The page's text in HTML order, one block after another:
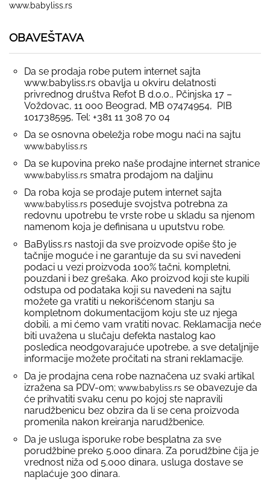
www.babyliss.rs
OBAVEŠTAVA
Da se prodaja robe putem internet sajta
www.babyliss.rs obavlja u okviru delatnosti
privrednog društva Refot B d.o.o., Pčinjska 17 –
Voždovac, 11 000 Beograd, MB 07474954, PIB
101738595, Tel: +381 11 308 70 04
Da se osnovna obeležja robe mogu naći na sajtu
www.babyliss.rs
Da se kupovina preko naše prodajne internet stranice
www.babyliss.rs smatra prodajom na daljinu
Da roba koja se prodaje putem internet sajta
www.babyliss.rs poseduje svojstva potrebna za
redovnu upotrebu te vrste robe u skladu sa njenom
namenom koja je definisana u uputstvu robe.
BaByliss.rs nastoji da sve proizvode opiše što je
tačnije moguće i ne garantuje da su svi navedeni
podaci u vezi proizvoda 100% tačni, kompletni,
pouzdani i bez grešaka. Ako proizvod koji ste kupili
odstupa od podataka koji su navedeni na sajtu
možete ga vratiti u nekorišćenom stanju sa
kompletnom dokumentacijom koju ste uz njega
dobili, a mi ćemo vam vratiti novac. Reklamacija neće
biti uvažena u slučaju defekta nastalog kao
posledica neodgovarajuće upotrebe, a sve detaljnije
informacije možete pročitati na strani reklamacije.
Da je prodajna cena robe naznačena uz svaki artikal
izražena sa PDV-om; www.babyliss.rs se obavezuje da
će prihvatiti svaku cenu po kojoj ste napravili
narudžbenicu bez obzira da li se cena proizvoda
promenila nakon kreiranja narudžbenice.
Da je usluga isporuke robe besplatna za sve
porudžbine preko 5.000 dinara. Za porudžbine čija je
vrednost niža od 5.000 dinara, usluga dostave se
naplaćuje 300 dinara.